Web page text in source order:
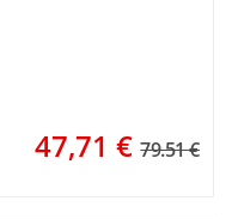
47,71 € 79.51 €